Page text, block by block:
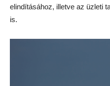
elindításához, illetve az üzleti
is.